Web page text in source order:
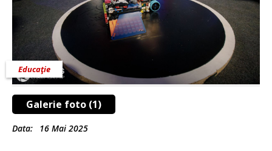
Galerie foto (1)
Educaţie
Data: 16 Mai 2025